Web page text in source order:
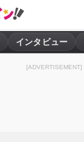
インタビュー
[ADVERTISEMENT]